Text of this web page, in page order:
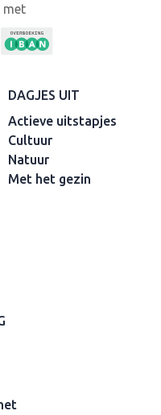
met
DAGJES UIT
Actieve uitstapjes
Cultuur
Natuur
Met het gezin